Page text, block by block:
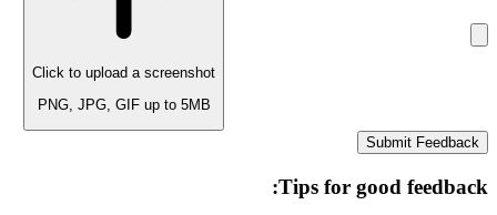
Click to upload a screenshot
PNG, JPG, GIF up to 5MB
Submit Feedback
Tips for good feedback: